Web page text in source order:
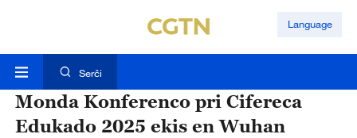
Language
Serĉi
Monda Konferenco pri Cifereca
Edukado 2025 ekis en Wuhan